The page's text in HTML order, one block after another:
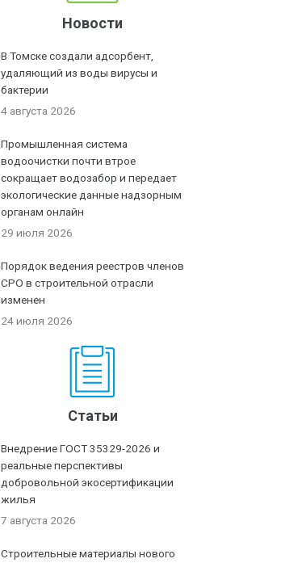
Новости
В Томске создали адсорбент,
удаляющий из воды вирусы и
бактерии
4 августа 2026
Промышленная система
водоочистки почти втрое
сокращает водозабор и передает
экологические данные надзорным
органам онлайн
29 июля 2026
Порядок ведения реестров членов
СРО в строительной отрасли
изменен
24 июля 2026
Статьи
Внедрение ГОСТ 35329-2026 и
реальные перспективы
добровольной экосертификации
жилья
7 августа 2026
Строительные материалы нового